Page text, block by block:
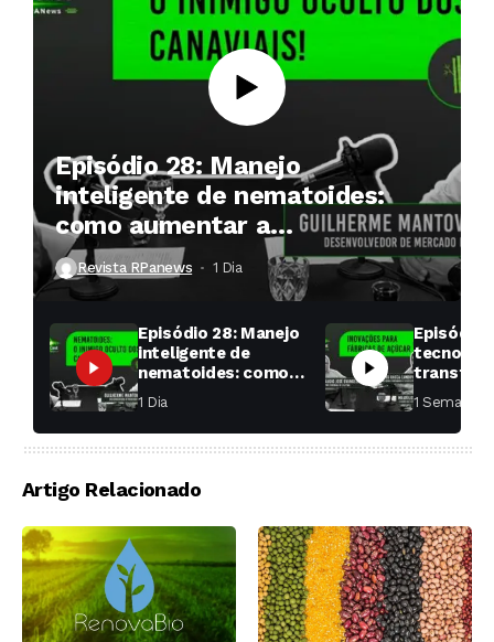
Episódio 28: Manejo
inteligente de nematoides:
como aumentar a
produtividade das soqueiras?
Revista RPanews 1 Dia ⁮
Episódio 28: Manejo
inteligente de
nematoides: como
aumentar a
produtividade das
soqueiras?
1 Dia ⁮
Episódio
fábricas
1 Semana ⁮
Artigo Relacionado